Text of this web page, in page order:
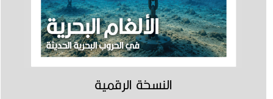
النسخة الرقمية